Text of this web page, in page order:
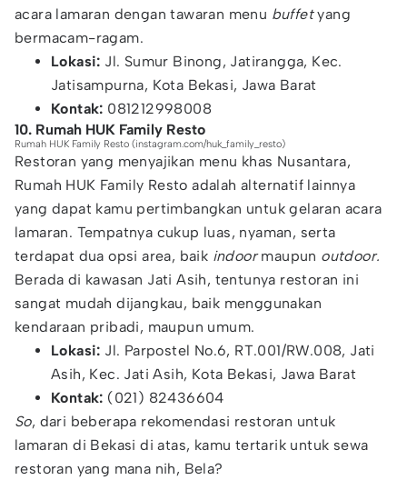
acara lamaran dengan tawaran menu buffetyang
bermacam-ragam.
Lokasi: Jl. Sumur Binong, Jatirangga, Kec.
Jatisampurna, Kota Bekasi, Jawa Barat
Kontak: 081212998008
10. Rumah HUK Family Resto
Rumah HUK Family Resto (instagram.com/huk_family_resto)
Restoran yang menyajikan menu khas Nusantara,
Rumah HUK Family Resto adalah alternatif lainnya
yang dapat kamu pertimbangkan untuk gelaran acara
lamaran. Tempatnya cukup luas, nyaman, serta
terdapat dua opsi area, baik indoormaupun outdoor.
Berada di kawasan Jati Asih, tentunya restoran ini
sangat mudah dijangkau, baik menggunakan
kendaraan pribadi, maupun umum.
Lokasi: Jl. Parpostel No.6, RT.001/RW.008, Jati
Asih, Kec. Jati Asih, Kota Bekasi, Jawa Barat
Kontak: (021) 82436604
So, dari beberapa rekomendasi restoran untuk
lamaran di Bekasi di atas, kamu tertarik untuk sewa
restoran yang mana nih, Bela?